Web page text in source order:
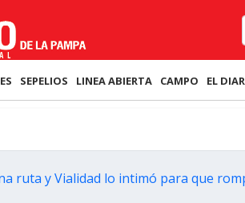
SEPELIOS LINEA ABIERTA CAMPO EL
ruta y Vialidad lo intimó para que